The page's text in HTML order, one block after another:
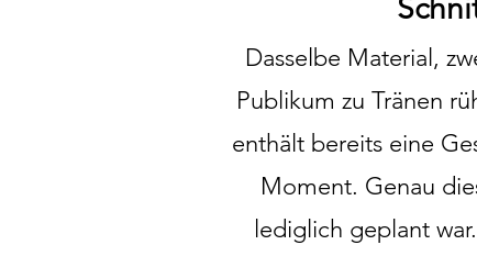
Dasselbe Material,
Publikum zu Tränen
enthält bereits eine
Moment. Genau
lediglich geplant